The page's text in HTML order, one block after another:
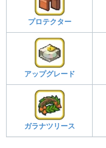
プロテクター
アップグレード
ガラナツリース